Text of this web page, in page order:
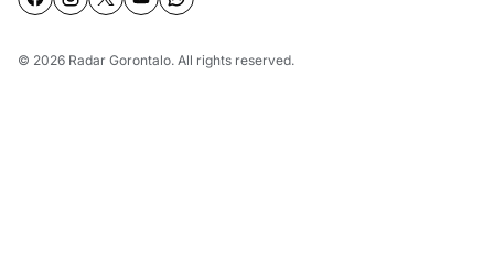
© 2026 Radar Gorontalo. All rights reserved.